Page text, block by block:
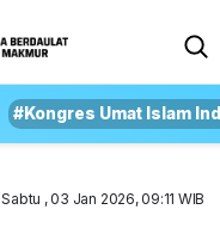
#Kongres Umat Islam
Sabtu , 03 Jan 2026, 09:11 WIB